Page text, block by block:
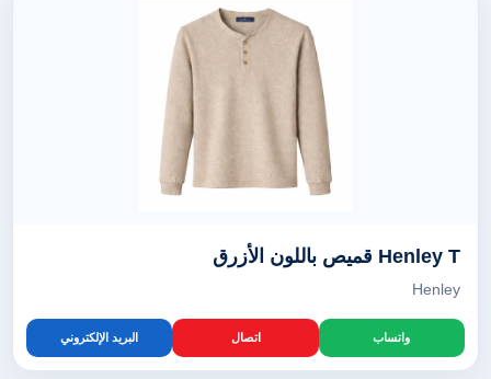
Henley T قميص باللون الأزرق
Henley
واتساب اتصال البريد الإلكتروني